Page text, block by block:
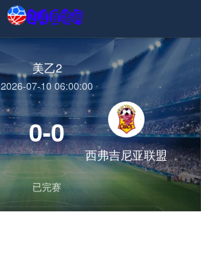
美乙2
2026-07-10 06:00:00
0-0
西弗吉尼亚联盟
已完赛